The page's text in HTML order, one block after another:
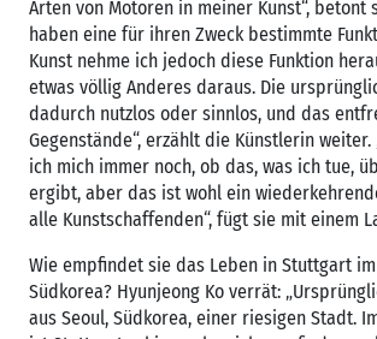
Arten von Motoren in meiner Kunst“, betont
haben eine für ihren Zweck bestimmte
Kunst nehme ich jedoch diese Funktion
etwas völlig Anderes daraus. Die
dadurch nutzlos oder sinnlos, und das
Gegenstände“, erzählt die Künstlerin weiter.
ich mich immer noch, ob das, was ich tue,
ergibt, aber das ist wohl ein
alle Kunstschaffenden“, fügt sie mit einem
Wie empfindet sie das Leben in Stuttgart
Südkorea? Hyunjeong Ko verrät:
aus Seoul, Südkorea, einer riesigen Stadt.